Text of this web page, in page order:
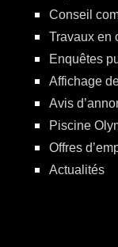
Conseil
Travaux en
Enquêtes
Affichage
Avis
Piscine
Offres
Actualités